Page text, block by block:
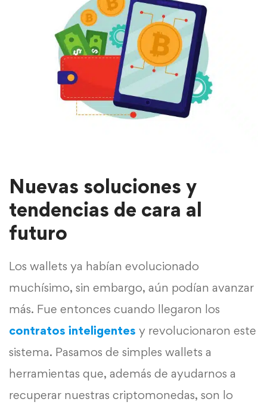
Nuevas soluciones y
tendencias de cara al
futuro
Los wallets ya habían evolucionado
muchísimo, sin embargo, aún podían avanzar
más. Fue entonces cuando llegaron los
contratos inteligentes y revolucionaron este
sistema. Pasamos de simples wallets a
herramientas que, además de ayudarnos a
recuperar nuestras criptomonedas, son lo